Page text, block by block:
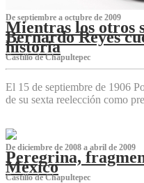
De septiembre a octubre de 2009
Mientras los otros
Bernardo Reyes
historia
Castillo de Chapultepec
El 15 de septiembre de 1906
de su sexta reelección como
De diciembre de 2008 a abril de 2009
Peregrina,
México
Castillo de Chapultepec